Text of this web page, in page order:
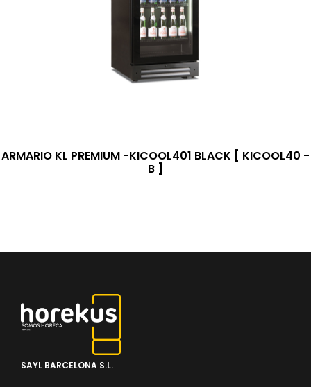
ARMARIO KL PREMIUM -KICOOL401 BLACK [ KICOOL40 -
B ]
SAYL BARCELONA S.L.